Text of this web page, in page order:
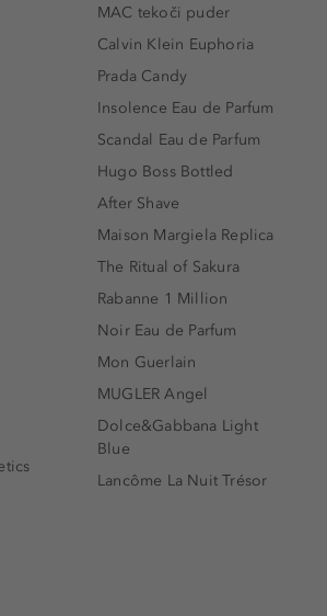
MAC tekoči puder
Calvin Klein Euphoria
Prada Candy
Insolence Eau de Parfum
Scandal Eau de Parfum
Hugo Boss Bottled
After Shave
Maison Margiela Replica
The Ritual of Sakura
Rabanne 1 Million
Noir Eau de Parfum
Mon Guerlain
MUGLER Angel
Dolce&Gabbana Light
Blue
Lancôme La Nuit Trésor